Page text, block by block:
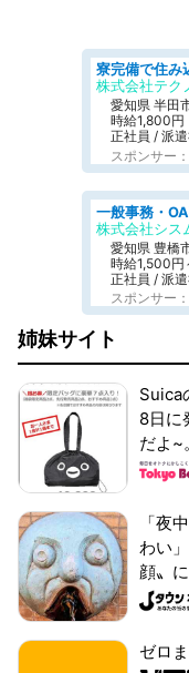
株式会社テク
愛知県 半田
時給1,800円
正社員 / 派
スポンサー
株式会社シス
愛知県 豊橋
時給1,500円
正社員 / 派
スポンサー
姉妹サイト
Suica
8日に
だよ~。
「夜
わい
顔〟
ゼロ